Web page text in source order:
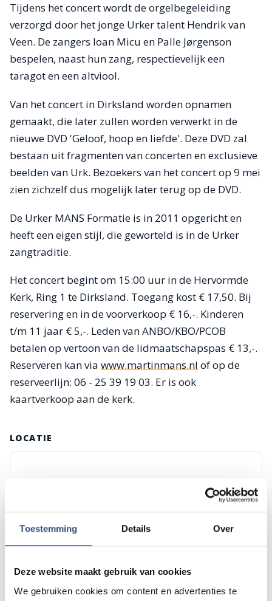
Toestemming Details Over
Deze website maakt gebruik van cookies
We gebruiken cookies om content en advertenties te
Tijdens het concert wordt de orgelbegeleiding
verzorgd door het jonge Urker talent Hendrik van
Veen. De zangers Ioan Micu en Palle Jørgenson
bespelen, naast hun zang, respectievelijk een
taragot en een altviool.
Van het concert in Dirksland worden opnamen
gemaakt, die later zullen worden verwerkt in de
nieuwe DVD 'Geloof, hoop en liefde'. Deze DVD zal
bestaan uit fragmenten van concerten en exclusieve
beelden van Urk. Bezoekers van het concert op 9 mei
zien zichzelf dus mogelijk later terug op de DVD.
De Urker MANS Formatie is in 2011 opgericht en
heeft een eigen stijl, die geworteld is in de Urker
zangtraditie.
Het concert begint om 15:00 uur in de Hervormde
Kerk, Ring 1 te Dirksland. Toegang kost € 17,50. Bij
reservering en in de voorverkoop € 16,-. Kinderen
t/m 11 jaar € 5,-. Leden van ANBO/KBO/PCOB
betalen op vertoon van de lidmaatschapspas € 13,-.
Reserveren kan via www.martinmans.nl of op de
reserveerlijn: 06 - 25 39 19 03. Er is ook
kaartverkoop aan de kerk.
LOCATIE
Tip de redactie